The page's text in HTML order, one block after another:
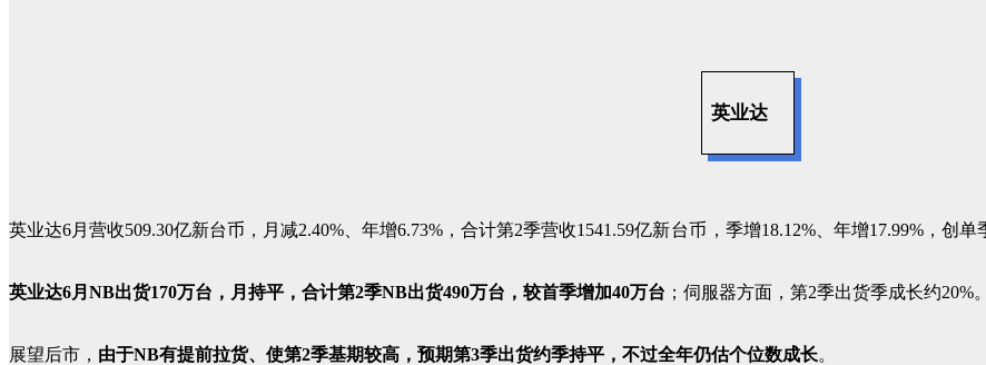
英业达
英业达6月营收509.30亿新台币，月减2.40%、年增6.73%，合计第2季营收1541.59亿新台币 ，季增18.12%、年增17.99%，创单
英业达6月NB出货170万台，月持平，合计第2季NB出货490万台，较首季增加40万台 ；伺服器方面，第2季出货季成长约20%。
展望后市， 由于NB有提前拉货、使第2季基期较高，预期第3季出货约季持平，不过全年仍估个位数成长。